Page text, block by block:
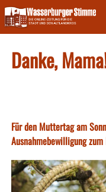
Skip
to
content
Danke,
Für den Muttertag am
Ausnahmebewilligung